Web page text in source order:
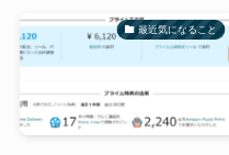
最近気になること